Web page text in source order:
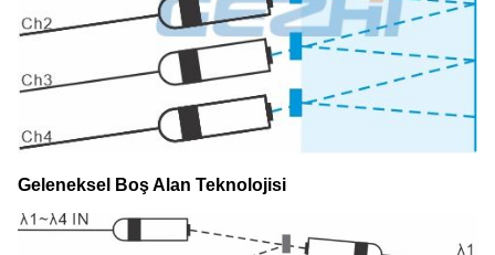
Geleneksel Boş Alan Teknolojisi